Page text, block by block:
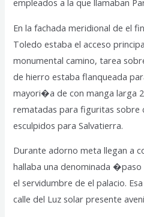
empleados a la que llamaban
En la fachada meridional de el
Toledo estaba el acceso
monumental camino, tarea
de hierro estaba flanqueada
mayori�a de con manga larga
rematadas para figuritas sobre
esculpidos para Salvatierra.
Durante adorno meta llegan a
hallaba una denominada
el servidumbre de el palacio.
calle del Luz solar presente